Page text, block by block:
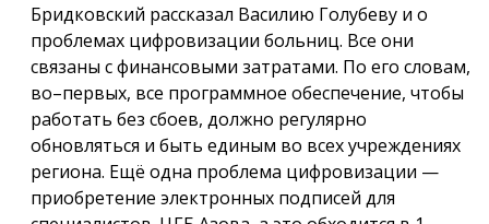
Бридковский рассказал Василию Голубеву и о
проблемах цифровизации больниц. Все они
связаны с финансовыми затратами. По его словам,
во–первых, все программное обеспечение, чтобы
работать без сбоев, должно регулярно
обновляться и быть единым во всех учреждениях
региона. Ещё одна проблема цифровизации —
приобретение электронных подписей для